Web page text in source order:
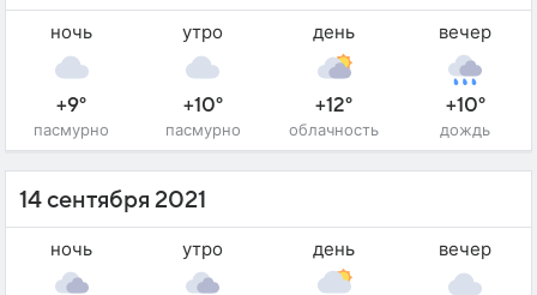
ночь
+9°
пасмурно
утро
+10°
пасмурно
день
+12°
облачность
вечер
+10°
дождь
14 сентября 2021
ночь утро день вечер